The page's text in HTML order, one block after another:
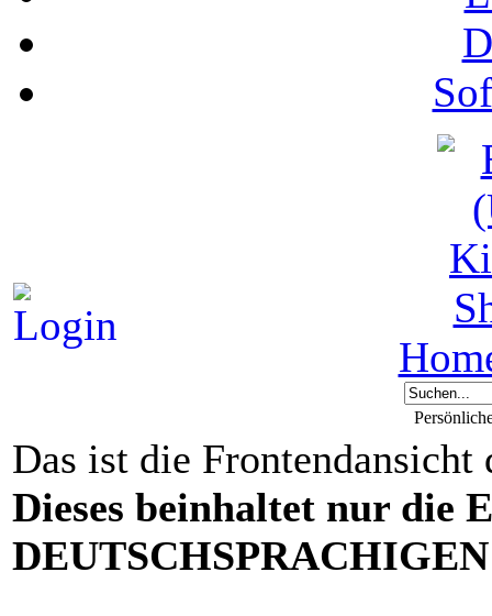
Das ist die
Dieses beinhaltet nur die